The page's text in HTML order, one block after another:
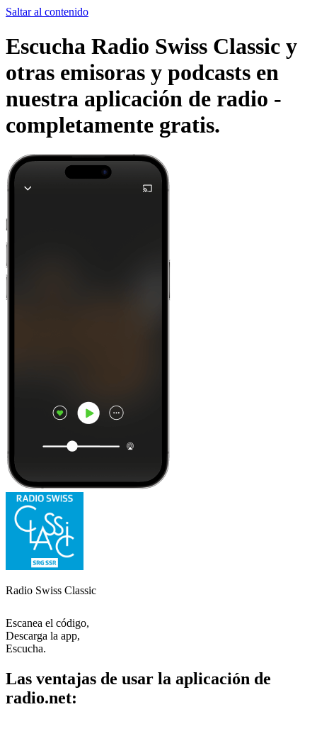
Saltar al contenido
Escucha Radio Swiss Classic y
otras emisoras y podcasts en
nuestra aplicación de radio -
completamente gratis.
Radio Swiss Classic
Escanea el código,
Descarga la app,
Escucha.
Las ventajas de usar la aplicación de
radio.net: